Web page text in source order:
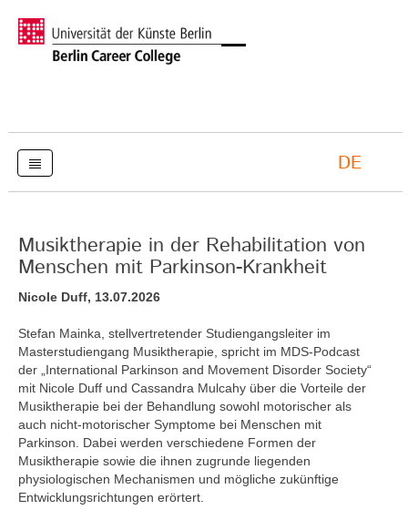
DE
Musiktherapie in der Rehabilitation von
Menschen mit Parkinson-Krankheit
Nicole Duff, 13.07.2026
Stefan Mainka, stellvertretender Studiengangsleiter im
Masterstudiengang Musiktherapie, spricht im MDS-Podcast
der „International Parkinson and Movement Disorder Society“
mit Nicole Duff und Cassandra Mulcahy über die Vorteile der
Musiktherapie bei der Behandlung sowohl motorischer als
auch nicht-motorischer Symptome bei Menschen mit
Parkinson. Dabei werden verschiedene Formen der
Musiktherapie sowie die ihnen zugrunde liegenden
physiologischen Mechanismen und mögliche zukünftige
Entwicklungsrichtungen erörtert.